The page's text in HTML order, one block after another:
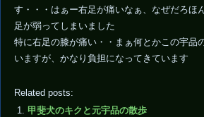
す・・・はぁー右足が痛いなぁ、なぜだろほ
足が弱ってしまいました
特に右足の膝が痛い・・まぁ何とかこの宇品
いますが、かなり負担になってきています
Related posts:
甲斐犬のキクと元宇品の散歩